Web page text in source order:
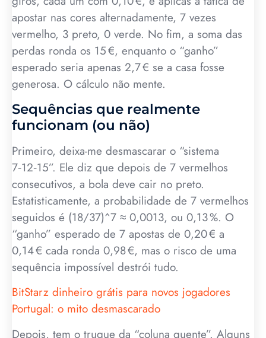
apostar nas cores alternadamente, 7 vezes
vermelho, 3 preto, 0 verde. No fim, a soma das
perdas ronda os 15 €, enquanto o “ganho”
esperado seria apenas 2,7 € se a casa fosse
generosa. O cálculo não mente.
Sequências que realmente
funcionam (ou não)
Primeiro, deixa-me desmascarar o “sistema
7‑12‑15”. Ele diz que depois de 7 vermelhos
consecutivos, a bola deve cair no preto.
Estatisticamente, a probabilidade de 7 vermelhos
seguidos é (18/37)^7 ≈ 0,0013, ou 0,13 %. O
“ganho” esperado de 7 apostas de 0,20 € a
0,14 € cada ronda 0,98 €, mas o risco de uma
sequência impossível destrói tudo.
BitStarz dinheiro grátis para novos jogadores
Portugal: o mito desmascarado
Depois, tem o truque da “coluna quente”. Alguns